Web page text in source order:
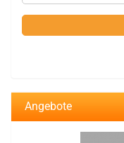
ANMELDUNG
Mail
Angebote